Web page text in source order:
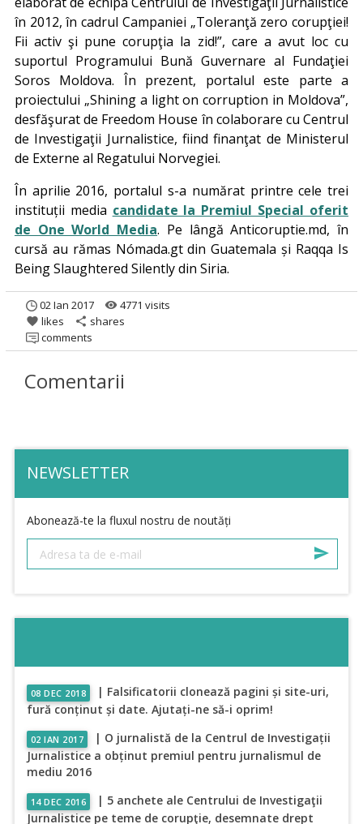
în 2012, în cadrul Campaniei „Toleranţă zero corupţiei!
Fii activ şi pune corupţia la zid!”, care a avut loc cu
suportul Programului Bună Guvernare al Fundaţiei
Soros Moldova. În prezent, portalul este parte a
proiectului „Shining a light on corruption in Moldova”,
desfăşurat de Freedom House în colaborare cu Centrul
de Investigaţii Jurnalistice, fiind finanţat de Ministerul
de Externe al Regatului Norvegiei.
În aprilie 2016, portalul s-a numărat printre cele trei
instituții media candidate la Premiul Special oferit
de One World Media. Pe lângă Anticoruptie.md, în
cursă au rămas Nómada.gt din Guatemala și Raqqa Is
Being Slaughtered Silently din Siria.
02 Ian 2017 remove_red_eye 4771 visits
favorite likes share shares
comments
Comentarii
NEWSLETTER
Abonează-te la fluxul nostru de noutăți
08 DEC 2018
| Falsificatorii clonează pagini și site-uri,
fură conținut și date. Ajutați-ne să-i oprim!
02 IAN 2017
| O jurnalistă de la Centrul de Investigații
Jurnalistice a obținut premiul pentru jurnalismul de
mediu 2016
14 DEC 2016
| 5 anchete ale Centrului de Investigaţii
Jurnalistice pe teme de corupţie, desemnate drept